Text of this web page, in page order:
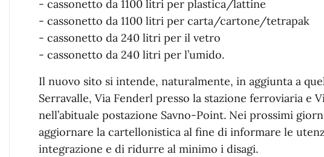
- cassonetto da 1100 litri per plastica/lattine
- cassonetto da 1100 litri per carta/cartone/tetrapak
- cassonetto da 240 litri per il vetro
- cassonetto da 240 litri per l’umido.
Il nuovo sito si intende, naturalmente, in aggiunta a
Serravalle, Via Fenderl presso la stazione ferroviaria e
nell’abituale postazione Savno-Point. Nei prossimi
aggiornare la cartellonistica al fine di informare le
integrazione e di ridurre al minimo i disagi.